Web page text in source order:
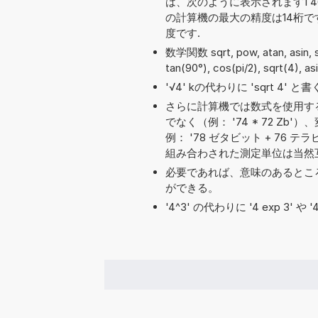
の計算機の最大の精度は14桁
度です.
数学関数 sqrt, pow, atan, asin,
tan(90°), cos(pi/2), sqrt(4),
'√4' kの代わりに 'sqrt 4' と書
さらに計算機では数式を使用
でなく（例： '74 * 72 Zb'）、
例： '78 ゼタビット + 76 テ
組み合わされた測定単位は当
必要であれば、意味のあると
ができる。
'4^3' の代わりに '4 exp 3' や